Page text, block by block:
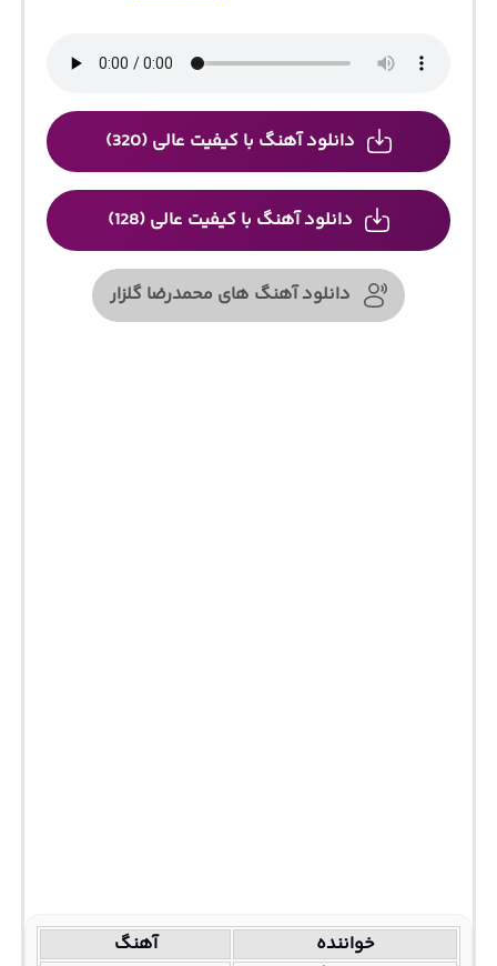
دانلود آهنگ با کیفیت عالی (320)
دانلود آهنگ با کیفیت عالی (128)
دانلود آهنگ های محمدرضا گلزار
خواننده
آهنگ